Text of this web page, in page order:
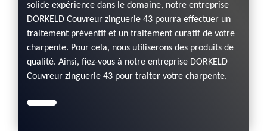
solide expérience dans le domaine, notre entreprise
DORKELD Couvreur zinguerie 43 pourra effectuer un
traitement préventif et un traitement curatif de votre
charpente. Pour cela, nous utiliserons des produits de
qualité. Ainsi, fiez-vous à notre entreprise DORKELD
Couvreur zinguerie 43 pour traiter votre charpente.